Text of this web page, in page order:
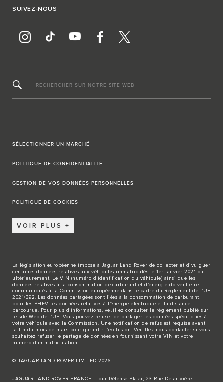
SUIVEZ-NOUS
RECHERCHER SUR NOTRE SITE WEB
SÉLECTIONNER UN MARCHÉ
POLITIQUE DE CONFIDENTIALITÉ
GESTION DE VOS DONNÉES PERSONNELLES
POLITIQUE DE COOKIES
VOIR PLUS
La législation européenne impose à Jaguar Land Rover de collecter et divulguer
certaines données relatives aux véhicules immatriculés le 1er janvier 2021 ou
ultérieurement. Le VIN (numéro d’identification du véhicule) ainsi que les
données relatives à la consommation de carburant et d’énergie doivent être
communiqués à la Commission européenne dans le cadre du Règlement de l’UE
2021/392. Les données partagées sont liées à la consommation de carburant,
pour les PHEV les données relatives à l’énergie électrique et la distance
parcourue. Pour plus d’informations, veuillez consulter le règlement publié sur
le site Web de l’UE. Vous pouvez refuser de partager les données spécifiques à
votre véhicule avec la Commission. Une notification de refus est requise avant
la fin du mois de mars pour garantir l’exclusion. Veuillez nous contacter si vous
souhaitez refuser le partage de données en fournissant votre VIN et votre
numéro d’immatriculation.
© JAGUAR LAND ROVER LIMITED 2026
JAGUAR LAND ROVER FRANCE - Tour Défense Plaza, 23 Rue Delarivière